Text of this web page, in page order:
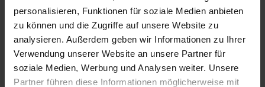
personalisieren, Funktionen für soziale Medien anbieten
zu können und die Zugriffe auf unsere Website zu
analysieren. Außerdem geben wir Informationen zu Ihrer
Verwendung unserer Website an unsere Partner für
soziale Medien, Werbung und Analysen weiter. Unsere
Partner führen diese Informationen möglicherweise mit
Einweg-Feuerzeug "Lambda" ISO 9994 und EN 13869,
kindergesichert. Nur 50er Verpackungseinheiten lieferbar.
ab 0,17 €